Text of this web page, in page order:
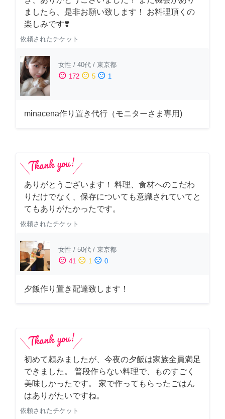
ましたら、是非お願い致します！ お料理頂くの
楽しみです❣️
依頼されたチケット
女性 / 40代 / 東京都
sentiment_satisfied 172 sentiment_neutral 5 sentiment_dissatisfied 1
minacena作り置き代行（モニターさま専用)
ありがとうございます！ 料理、食材へのこだわ
りだけでなく、保存についても意識されていてと
てもありがたかったです。
依頼されたチケット
女性 / 50代 / 東京都
sentiment_satisfied 41 sentiment_neutral 1 sentiment_dissatisfied 0
夕飯作り置き配達致します！
初めて頼みましたが、今夜の夕飯は家族全員満足
できました。 普段作らない料理で、ものすごく
美味しかったです。 家で作ってもらったごはん
はありがたいですね。
依頼されたチケット